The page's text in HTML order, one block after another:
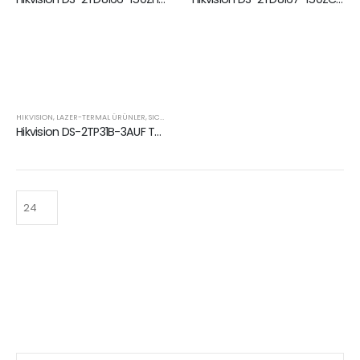
HIKVISION, LAZER-TERMAL ÜRÜNLER,SICAKLIK TARAMA SERISI
Hikvision DS-2TP31B-3AUF Termografik Sıcaklık Tarama El Kamerası